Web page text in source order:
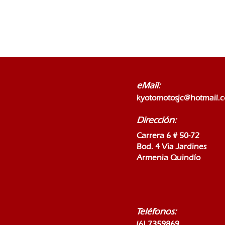
eMail:
Dirección:
Carrera 6 # 50-72
Bod. 4 Via Jardines
Armenia Quindío
Teléfonos: